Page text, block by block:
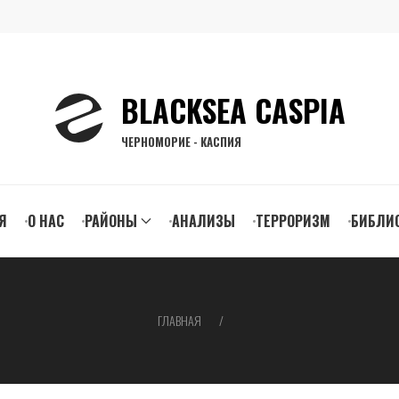
BLACKSEA CASPIA
ЧЕРНОМОРИЕ - КАСПИЯ
О НАС РАЙОНЫ АНАЛИЗЫ ТЕРРОРИЗМ
ГЛАВНАЯ